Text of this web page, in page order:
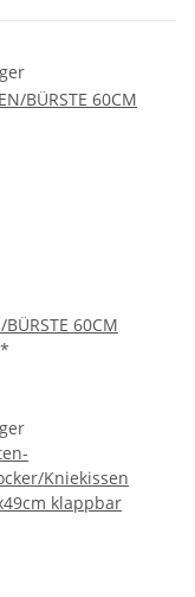
BÜRSTE 60CM
*